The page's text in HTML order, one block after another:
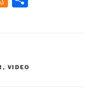
a ar
, VIDEO